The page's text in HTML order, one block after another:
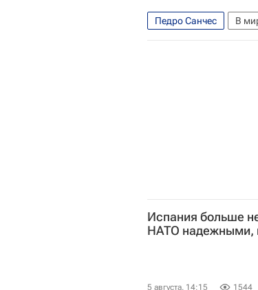
Педро Санчес В
Джорджа Мелони
Испания больше
НАТО
5 августа, 14:15 1544